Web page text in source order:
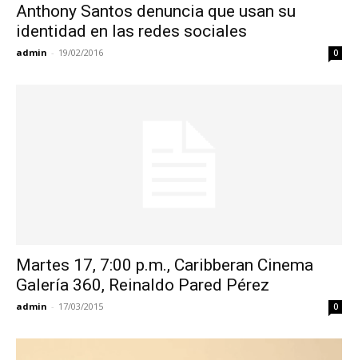
Anthony Santos denuncia que usan su
identidad en las redes sociales
admin - 19/02/2016 0
Martes 17, 7:00 p.m., Caribberan Cinema
Galería 360, Reinaldo Pared Pérez
admin - 17/03/2015 0